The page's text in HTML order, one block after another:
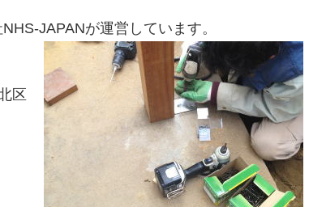
JAPANが運営しています。
区